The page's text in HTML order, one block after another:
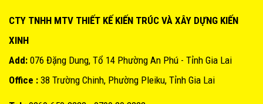
CTY TNHH MTV THIẾT KẾ KIẾN TRÚC VÀ XÂY DỰNG KIẾN
XINH
Add: 076 Đặng Dung, Tổ 14 Phường An Phú - Tỉnh Gia Lai
Office : 38 Trường Chinh, Phường Pleiku, Tỉnh Gia Lai